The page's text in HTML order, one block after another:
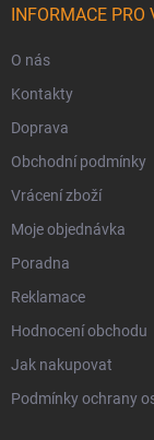
INFORMACE PRO
O nás
Kontakty
Doprava
Obchodní podmínky
Vrácení zboží
Moje objednávka
Poradna
Reklamace
Hodnocení obchodu
Jak nakupovat
Podmínky ochrany